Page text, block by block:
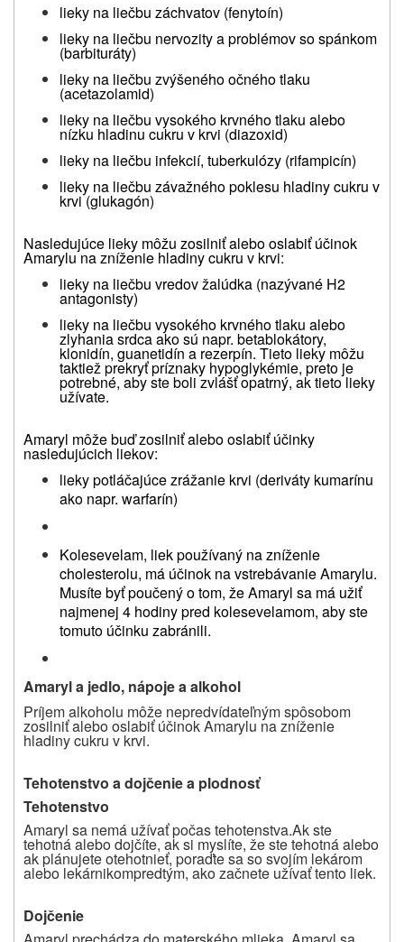
lieky na liečbu záchvatov (fenytoín)
lieky na liečbu nervozity a problémov so spánkom
(barbituráty)
lieky na liečbu zvýšeného očného tlaku
(acetazolamid)
lieky na liečbu vysokého krvného tlaku alebo
nízku hladinu cukru v krvi (diazoxid)
lieky na liečbu infekcií, tuberkulózy (rifampicín)
lieky na liečbu závažného poklesu hladiny cukru v
krvi (glukagón)
Nasledujúce lieky môžu zosilniť alebo oslabiť účinok
Amarylu na zníženie hladiny cukru v krvi:
lieky na liečbu vredov žalúdka (nazývané H2
antagonisty)
lieky na liečbu vysokého krvného tlaku alebo
zlyhania srdca ako sú napr. betablokátory,
klonidín, guanetidín a rezerpín. Tieto lieky môžu
taktiež prekryť príznaky hypoglykémie, preto je
potrebné, aby ste boli zvlášť opatrný, ak tieto lieky
užívate.
Amaryl môže buď zosilniť alebo oslabiť účinky
nasledujúcich liekov:
lieky potláčajúce zrážanie krvi (deriváty kumarínu
ako napr. warfarín)
Kolesevelam, liek používaný na zníženie
cholesterolu, má účinok na vstrebávanie Amarylu.
Musíte byť poučený o tom, že Amaryl sa má užiť
najmenej 4 hodiny pred kolesevelamom, aby ste
tomuto účinku zabránili.
Amaryl a jedlo, nápoje a alkohol
Príjem alkoholu môže nepredvídateľným spôsobom
zosilniť alebo oslabiť účinok Amarylu na zníženie
hladiny cukru v krvi.
Tehotenstvo a dojčenie a plodnosť
Tehotenstvo
Amaryl sa nemá užívať počas tehotenstva.Ak ste
tehotná alebo dojčíte, ak si myslíte, že ste tehotná alebo
ak plánujete otehotnieť, poraďte sa so svojím lekárom
alebo lekárnikompredtým, ako začnete užívať tento liek.
Dojčenie